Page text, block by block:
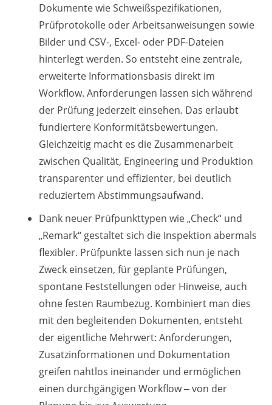
Dokumente wie Schweißspezifikationen,
Prüfprotokolle oder Arbeitsanweisungen sowie
Bilder und CSV-, Excel- oder PDF-Dateien
hinterlegt werden. So entsteht eine zentrale,
erweiterte Informationsbasis direkt im
Workflow. Anforderungen lassen sich während
der Prüfung jederzeit einsehen. Das erlaubt
fundiertere Konformitätsbewertungen.
Gleichzeitig macht es die Zusammenarbeit
zwischen Qualität, Engineering und Produktion
transparenter und effizienter, bei deutlich
reduziertem Abstimmungsaufwand.
Dank neuer Prüfpunkttypen wie „Check“ und
„Remark“ gestaltet sich die Inspektion abermals
flexibler. Prüfpunkte lassen sich nun je nach
Zweck einsetzen, für geplante Prüfungen,
spontane Feststellungen oder Hinweise, auch
ohne festen Raumbezug. Kombiniert man dies
mit den begleitenden Dokumenten, entsteht
der eigentliche Mehrwert: Anforderungen,
Zusatzinformationen und Dokumentation
greifen nahtlos ineinander und ermöglichen
einen durchgängigen Workflow ‒ von der